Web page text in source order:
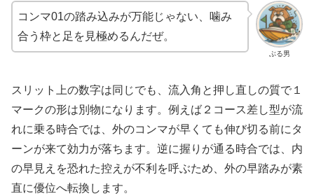
ぶる男
コンマ01の踏み込みが万能じゃない、噛み
合う枠と足を見極めるんだぜ。
スリット上の数字は同じでも、流入角と押し直しの質で１
マークの形は別物になります。例えば２コース差し型が流
れに乗る時合では、外のコンマが早くても伸び切る前にタ
ーンが来て効力が落ちます。逆に握りが通る時合では、内
の早見えを恐れた控えが不利を呼ぶため、外の早踏みが素
直に優位へ転換します。